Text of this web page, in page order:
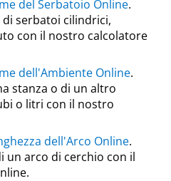
del Serbatoio Online.
serbatoi cilindrici,
con il nostro calcolatore
dell'Ambiente Online.
stanza o di un altro
o litri con il nostro
dell'Arco Online.
un arco di cerchio con il